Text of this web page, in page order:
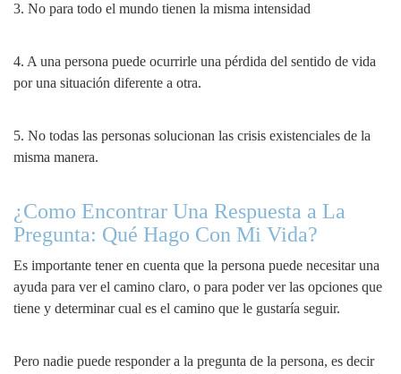
3. No para todo el mundo tienen la misma intensidad
4. A una persona puede ocurrirle una pérdida del sentido de vida
por una situación diferente a otra.
5. No todas las personas solucionan las crisis existenciales de la
misma manera.
¿Como Encontrar Una Respuesta a La
Pregunta: Qué Hago Con Mi Vida?
Es importante tener en cuenta que la persona puede necesitar una
ayuda para ver el camino claro, o para poder ver las opciones que
tiene y determinar cual es el camino que le gustaría seguir.
Pero nadie puede responder a la pregunta de la persona, es decir